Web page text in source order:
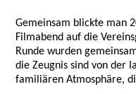
Gemeinsam blickte man
Filmabend auf die
Runde wurden
die Zeugnis sind von der
familiären Atmosphäre,